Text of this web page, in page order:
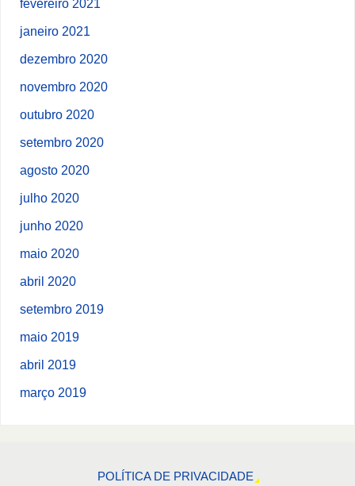
janeiro 2021
dezembro 2020
novembro 2020
outubro 2020
setembro 2020
agosto 2020
julho 2020
junho 2020
maio 2020
abril 2020
setembro 2019
maio 2019
abril 2019
março 2019
POLÍTICA DE PRIVACIDADE